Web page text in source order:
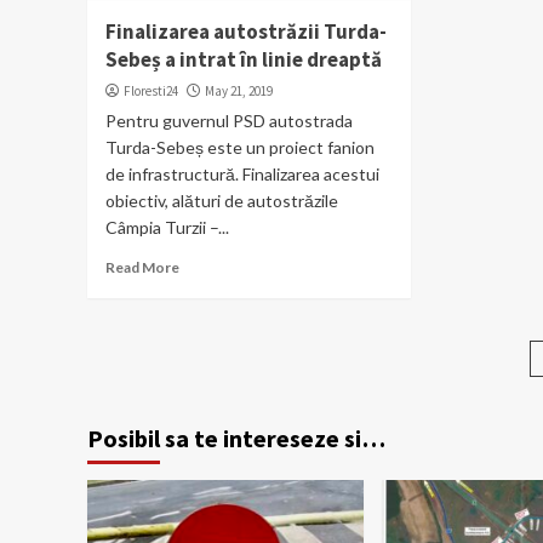
Finalizarea autostrăzii Turda-
Sebeș a intrat în linie dreaptă
Floresti24 May 21, 2019
Pentru guvernul PSD autostrada
Turda-Sebeș este un proiect fanion
de infrastructură. Finalizarea acestui
obiectiv, alături de autostrăzile
Câmpia Turzii –...
Read More
Posibil sa te intereseze si…